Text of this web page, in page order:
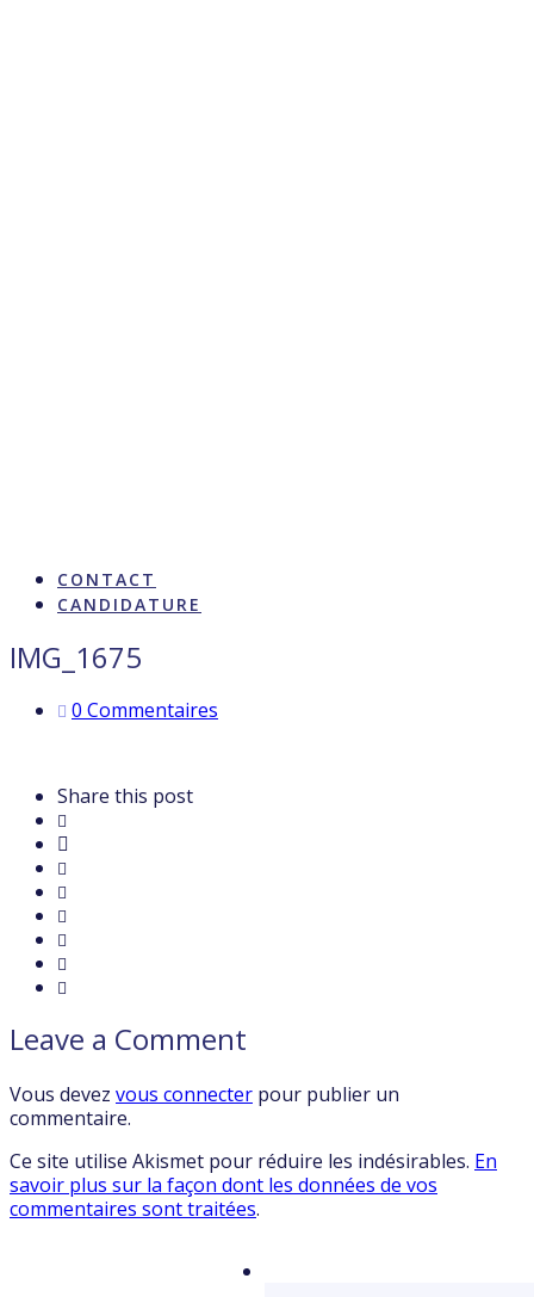
CONTACT
CANDIDATURE
IMG_1675
0 Commentaires
Share this post
Leave a Comment
Vous devez vous connecter pour publier un
commentaire.
Ce site utilise Akismet pour réduire les indésirables. En
savoir plus sur la façon dont les données de vos
commentaires sont traitées.